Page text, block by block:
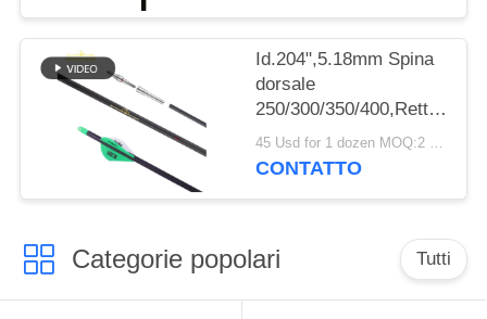
Id.204",5.18mm Spina
dorsale
250/300/350/400,Retta.001-
",32" Peso leggero
5mm Ultra Target e
45 Usd for 1 dozen MOQ:2 dozzine
CONTATTO
Categorie popolari Tutti